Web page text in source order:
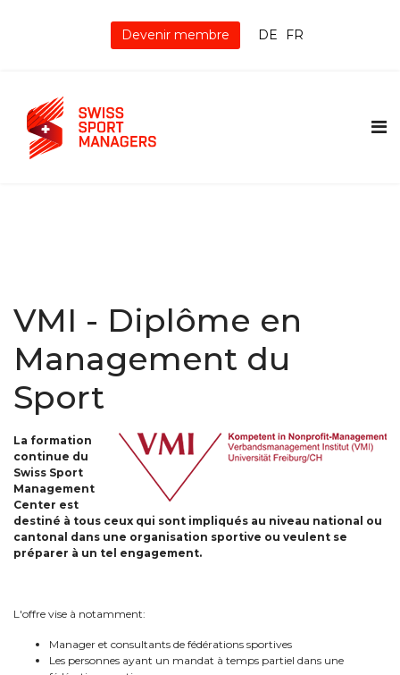
Devenir membre DE FR
VMI - Diplôme en
Management du
Sport
La formation
continue du
Swiss Sport
Management
Center est
destiné à tous ceux qui sont impliqués au niveau national ou
cantonal dans une organisation sportive ou veulent se
préparer à un tel engagement.
L'offre vise à notamment:
Manager et consultants de fédérations sportives
Les personnes ayant un mandat à temps partiel dans une